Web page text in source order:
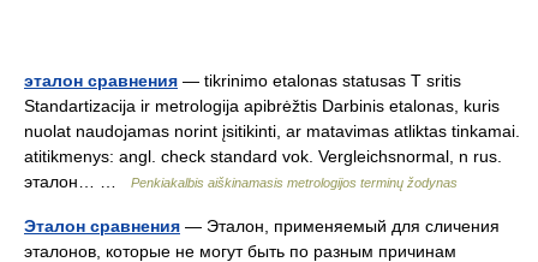
эталон сравнения — tikrinimo etalonas statusas T sritis
Standartizacija ir metrologija apibrėžtis Darbinis etalonas, kuris
nuolat naudojamas norint įsitikinti, ar matavimas atliktas tinkamai.
atitikmenys: angl. check standard vok. Vergleichsnormal, n rus.
эталон… …
Penkiakalbis aiškinamasis metrologijos terminų žodynas
Эталон сравнения — Эталон, применяемый для сличения
эталонов, которые не могут быть по разным причинам